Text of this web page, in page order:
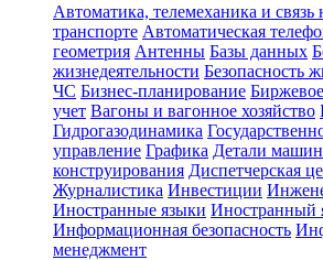
Автоматика, телемеханика и
транспорте Автоматическая
геометрия Антенны Базы данных
жизнедеятельности Безопасность
ЧС Бизнес-планирование
учет Вагоны и вагонное хозяйство
Гидрогазодинамика
управление Графика Детали
конструирования Диспетчерская
Журналистика Инвестиции
Иностранные языки Иностранный
Информационная безопасность
менеджмент